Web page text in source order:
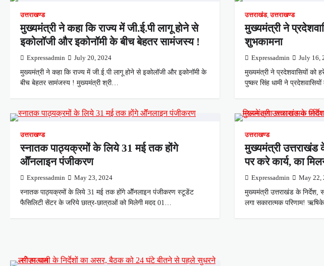
उत्तराखण्ड
मुख्यमंत्री ने कहा कि राज्य में जी.ई.पी लागू होने से
इकोलॉजी और इकोनॉमी के बीच बेहतर सामंजस्य !
Expressadmin July 20, 2024
मुख्यमंत्री ने कहा कि राज्य में जी.ई.पी लागू होने से इकोलॉजी और इकोनॉमी के
बीच बेहतर सामंजस्य ! मुख्यमंत्री श्री…
उत्तराखंड,उत्तराखण्ड
मुख्यमंत्री ने
शुभकामना
Expressadmin July 16,
मुख्यमंत्री ने प्रदेशवासियों को
पुष्कर सिंह धामी ने
उत्तराखण्ड
स्नातक पाठ्यक्रमों के लिये 31 मई तक होंगे
ऑॅनलाइन पंजीकरण
Expressadmin May 23, 2024
स्नातक पाठ्यक्रमों के लिये 31 मई तक होंगे ऑॅनलाइन पंजीकरण स्टूडेंट
फैसिलिटी सेंटर के जरिये छात्र-छात्राओं को मिलेगी मदद 01…
उत्तराखण्ड
मुख्यमंत्री उत्तराखंड
पर करे कार्य, का
Expressadmin May 22,
मुख्यमंत्री उत्तराखंड के निर्देश,
लगा सकारात्मक परिणाम!